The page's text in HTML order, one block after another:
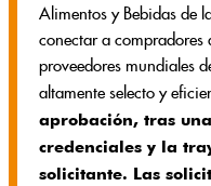
Alimentos y Bebidas de
conectar a compradores
proveedores mundiales
altamente selecto y
aprobación, tras
credenciales y la
solicitante. Las